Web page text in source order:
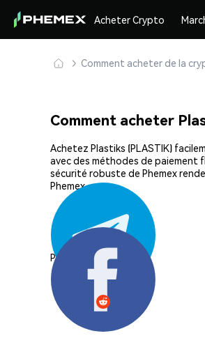
Acheter Crypto
Comment acheter de la
Comment acheter
Achetez Plastiks (PLASTIK)
avec des méthodes de paiement
sécurité robuste de Phemex
Phemex.
Partager: